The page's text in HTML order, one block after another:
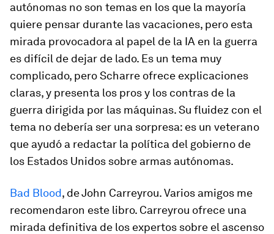
autónomas no son temas en los que la mayoría
quiere pensar durante las vacaciones, pero esta
mirada provocadora al papel de la IA en la guerra
es difícil de dejar de lado. Es un tema muy
complicado, pero Scharre ofrece explicaciones
claras, y presenta los pros y los contras de la
guerra dirigida por las máquinas. Su fluidez con el
tema no debería ser una sorpresa: es un veterano
que ayudó a redactar la política del gobierno de
los Estados Unidos sobre armas autónomas.
Bad Blood, de John Carreyrou. Varios amigos me
recomendaron este libro. Carreyrou ofrece una
mirada definitiva de los expertos sobre el ascenso